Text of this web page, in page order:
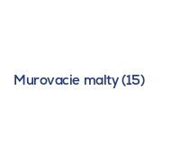
Murovacie malty (15)